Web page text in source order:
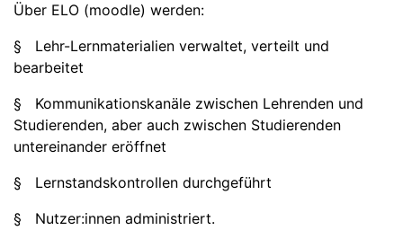
Über ELO (moodle) werden:
§ Lehr-Lernmaterialien verwaltet, verteilt und
bearbeitet
§ Kommunikationskanäle zwischen Lehrenden und
Studierenden, aber auch zwischen Studierenden
untereinander eröffnet
§ Lernstandskontrollen durchgeführt
§ Nutzer:innen administriert.